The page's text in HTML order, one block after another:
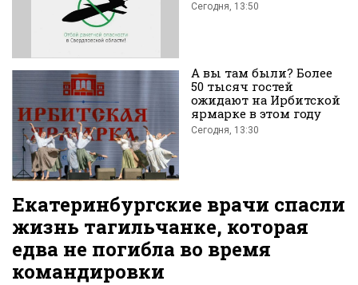
Сегодня, 13:50
А вы там были? Более
50 тысяч гостей
ожидают на Ирбитской
ярмарке в этом году
Сегодня, 13:30
Екатеринбургские врачи спасли
жизнь тагильчанке, которая
едва не погибла во время
командировки